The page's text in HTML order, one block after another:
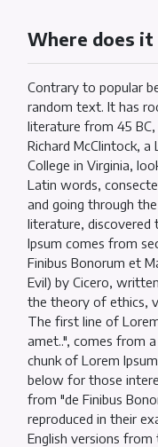
Where does it
Contrary to popular
random text. It has
literature from 45
Richard McClintock,
College in Virginia,
Latin words,
and going through
literature, discovered
Ipsum comes from
Finibus Bonorum et
Evil) by Cicero,
the theory of ethics,
The first line of
amet..", comes from a
chunk of Lorem
below for those
from "de Finibus
reproduced in their
English versions from